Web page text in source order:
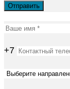
+7